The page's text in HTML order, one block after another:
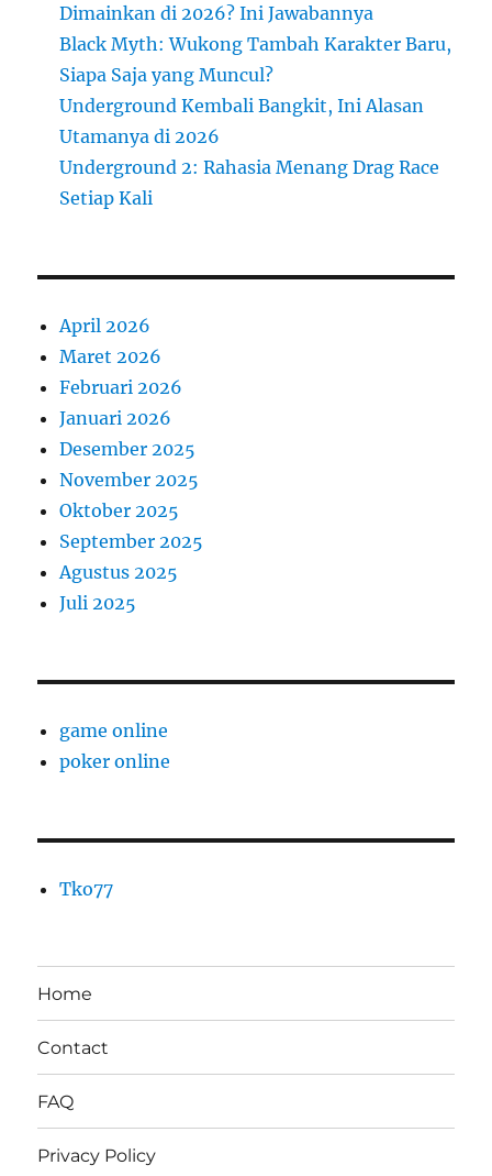
Dimainkan di 2026? Ini Jawabannya
Black Myth: Wukong Tambah Karakter Baru,
Siapa Saja yang Muncul?
Underground Kembali Bangkit, Ini Alasan
Utamanya di 2026
Underground 2: Rahasia Menang Drag Race
Setiap Kali
April 2026
Maret 2026
Februari 2026
Januari 2026
Desember 2025
November 2025
Oktober 2025
September 2025
Agustus 2025
Juli 2025
game online
poker online
Tko77
Home
Contact
FAQ
Privacy Policy